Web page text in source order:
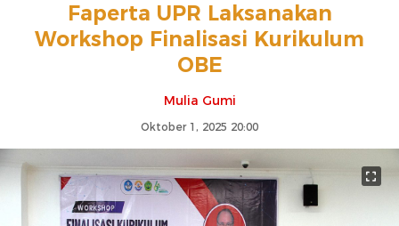
Faperta UPR Laksanakan
Workshop Finalisasi Kurikulum
OBE
Mulia Gumi
Oktober 1, 2025 20:00